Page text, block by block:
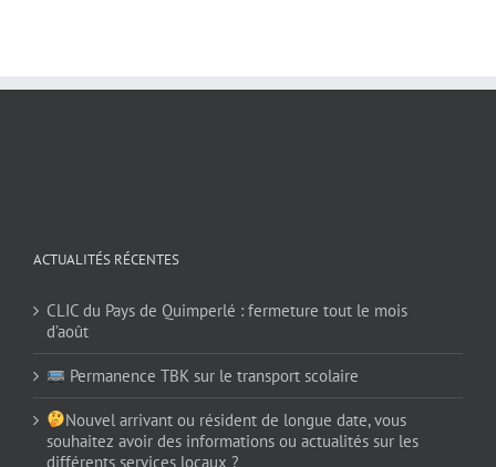
ACTUALITÉS RÉCENTES
CLIC du Pays de Quimperlé : fermeture tout le mois
d’août
Permanence TBK sur le transport scolaire
Nouvel arrivant ou résident de longue date, vous
souhaitez avoir des informations ou actualités sur les
différents services locaux ?